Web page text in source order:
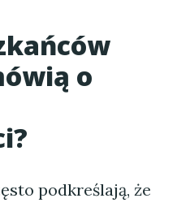
o
podkreślają, że